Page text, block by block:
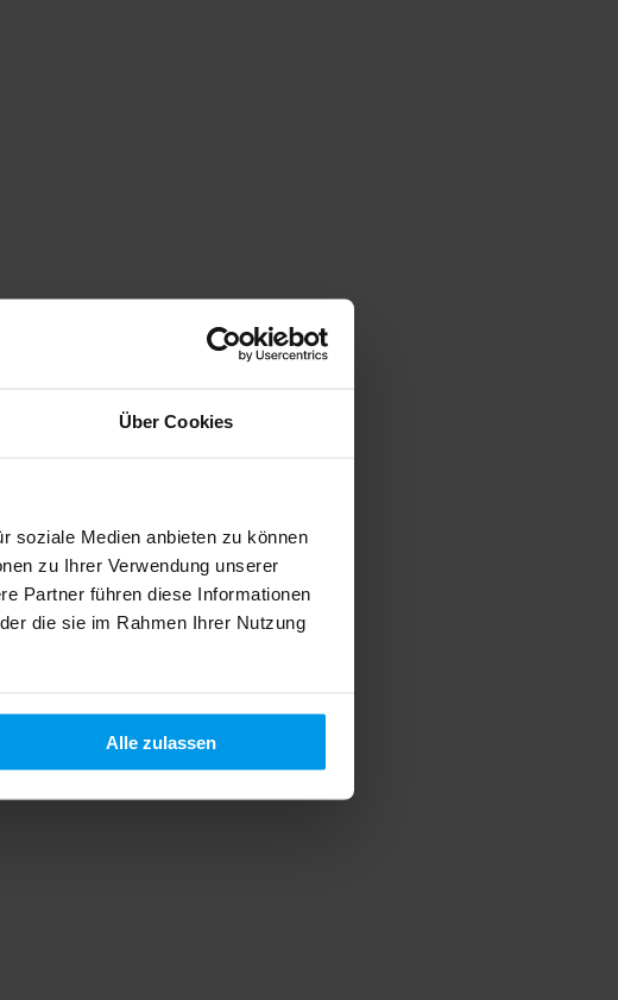
Über Cookies
soziale Medien anbieten zu können
zu Ihrer Verwendung unserer
Partner führen diese Informationen
die sie im Rahmen Ihrer Nutzung
Alle zulassen